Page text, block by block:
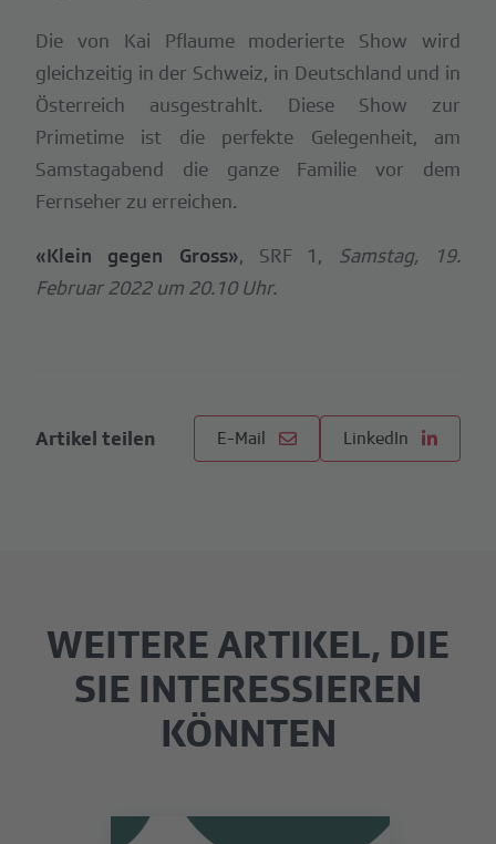
Die von Kai Pflaume moderierte Show wird
gleichzeitig in der Schweiz, in Deutschland und in
Österreich ausgestrahlt. Diese Show zur
Primetime ist die perfekte Gelegenheit, am
Samstagabend die ganze Familie vor dem
Fernseher zu erreichen.
«Klein gegen Gross», SRF 1,
Samstag, 19.
Februar 2022 um 20.10 Uhr.
Artikel teilen E-Mail LinkedIn
WEITERE ARTIKEL, DIE
SIE INTERESSIEREN
KÖNNTEN